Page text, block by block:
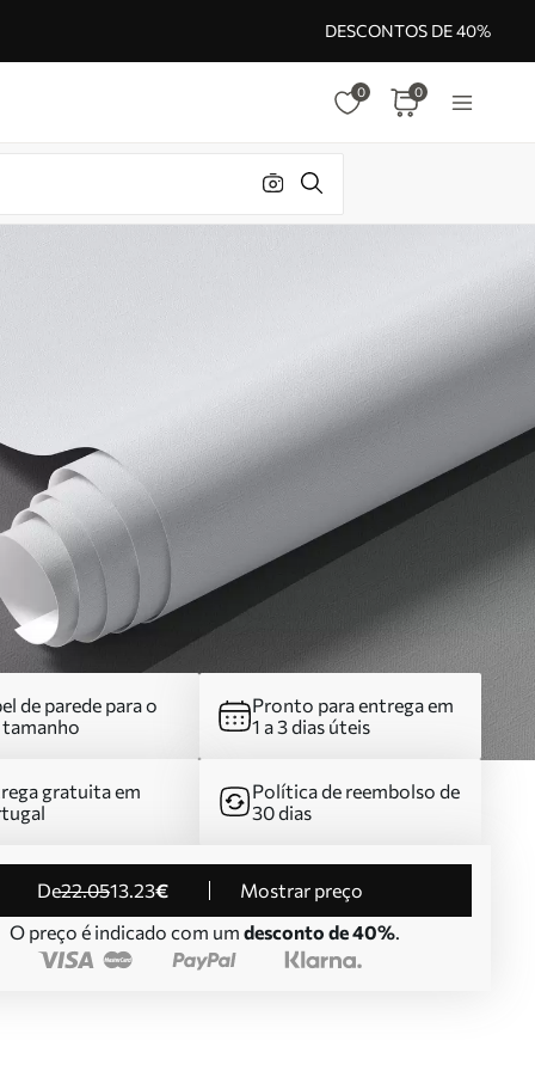
DESCONTOS DE 40%
0 0
de parede para o
tamanho
Pronto para entrega em
1 a 3 dias úteis
gratuita em
Política de reembolso de
30 dias
de22.0513.23€
Mostrar preço
O preço é indicado com um desconto de 40%.